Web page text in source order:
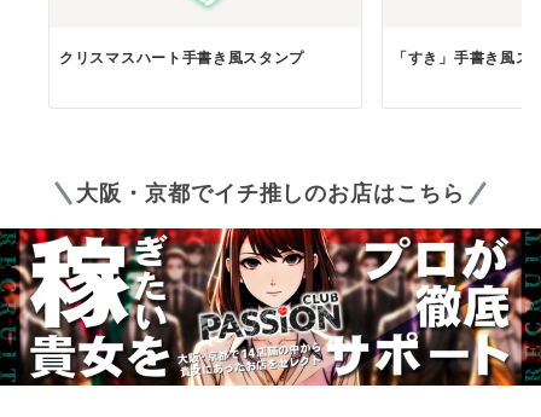
クリスマスハート手書き風スタンプ 「すき」手書き風ス
大阪・京都でイチ推しのお店はこちら